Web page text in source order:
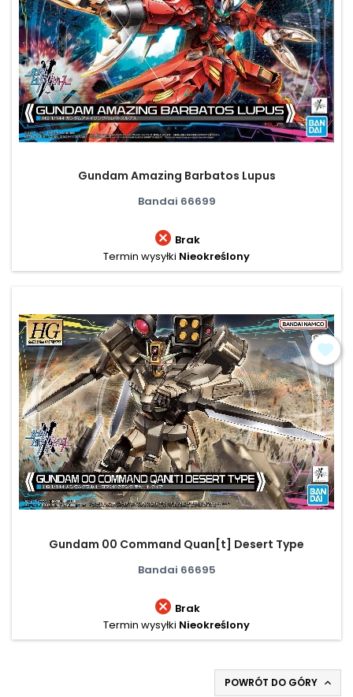
Gundam Amazing Barbatos Lupus
Bandai 66699
 Brak
Termin wysyłki Nieokreślony
Gundam 00 Command Quan[t] Desert Type
Bandai 66695
 Brak
Termin wysyłki Nieokreślony
POWRÓT DO GÓRY 